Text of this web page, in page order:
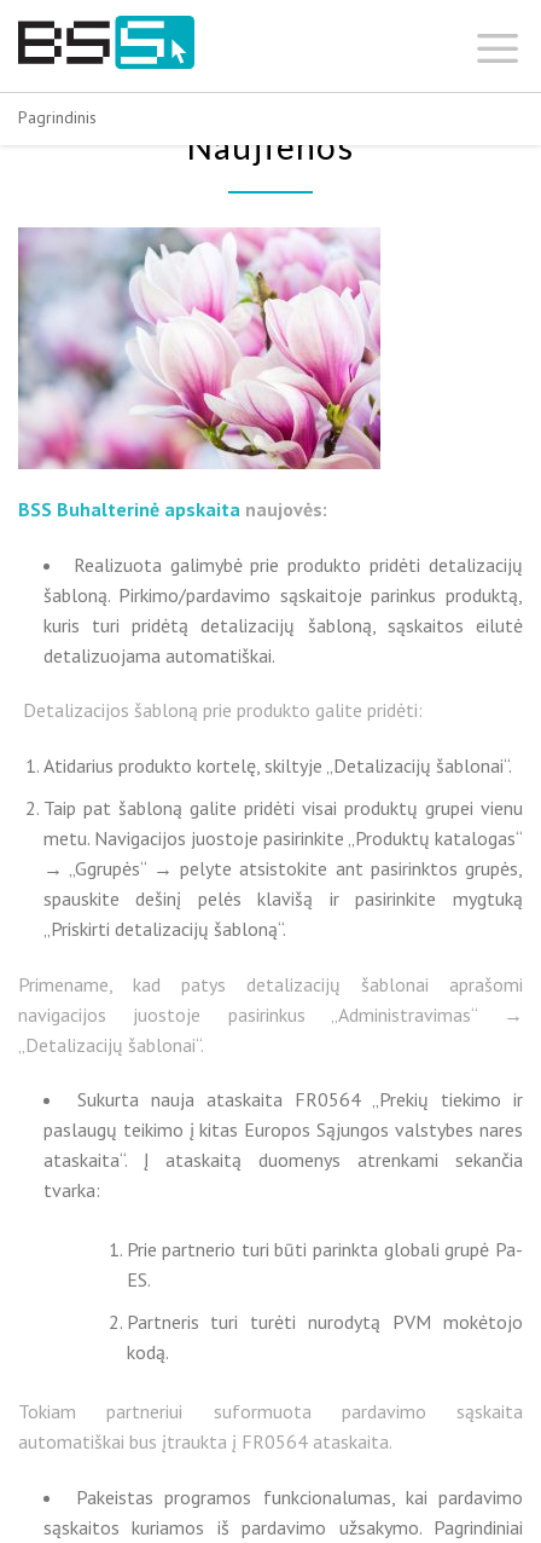
Skip
Pagrindinis
Naujienos
BSS Buhalterinė apskaita naujovės:
Realizuota galimybė prie produkto pridėti detalizacijų
šabloną. Pirkimo/pardavimo sąskaitoje parinkus produktą,
kuris turi pridėtą detalizacijų šabloną, sąskaitos eilutė
detalizuojama automatiškai.
Detalizacijos šabloną prie produkto galite pridėti:
Atidarius produkto kortelę, skiltyje „Detalizacijų šablonai“.
Taip pat šabloną galite pridėti visai produktų grupei vienu
metu. Navigacijos juostoje pasirinkite „Produktų katalogas“
→ „Ggrupės“ → pelyte atsistokite ant pasirinktos grupės,
spauskite dešinį pelės klavišą ir pasirinkite mygtuką
„Priskirti detalizacijų šabloną“.
Primename, kad patys detalizacijų šablonai aprašomi
navigacijos juostoje pasirinkus „Administravimas“ →
„Detalizacijų šablonai“.
Sukurta nauja ataskaita FR0564 „Prekių tiekimo ir
paslaugų teikimo į kitas Europos Sąjungos valstybes nares
ataskaita“. Į ataskaitą duomenys atrenkami sekančia
tvarka:
Prie partnerio turi būti parinkta globali grupė Pa-
ES.
Partneris turi turėti nurodytą PVM mokėtojo
kodą.
Tokiam partneriui suformuota pardavimo sąskaita
automatiškai bus įtraukta į FR0564 ataskaita.
Pakeistas programos funkcionalumas, kai pardavimo
sąskaitos kuriamos iš pardavimo užsakymo. Pagrindiniai